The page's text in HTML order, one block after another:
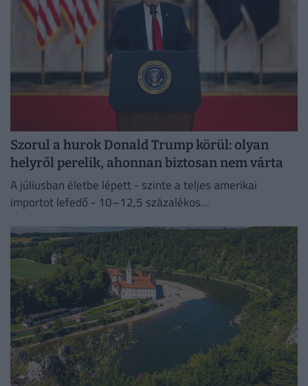
Szorul a hurok Donald Trump körül: olyan
helyről perelik, ahonnan biztosan nem várta
A júliusban életbe lépett - szinte a teljes amerikai
importot lefedő - 10–12,5 százalékos
fellépéssel indokolja.